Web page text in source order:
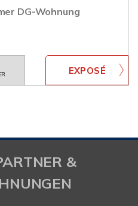
DG-Wohnung
&